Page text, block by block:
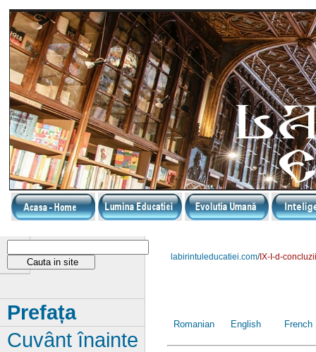
labirintuleducatiei.com/IX-I-d-
Romanian English French
Prefața
Cuvânt înainte